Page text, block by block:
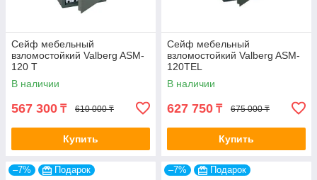
Сейф мебельный
взломостойкий Valberg ASM-
120 Т
В наличии
567 300 ₸ 610 000 ₸
Купить
Сейф мебельный
взломостойкий Valberg ASM-
120TEL
В наличии
627 750 ₸ 675 000 ₸
Купить
–7% Подарок –7% Подарок